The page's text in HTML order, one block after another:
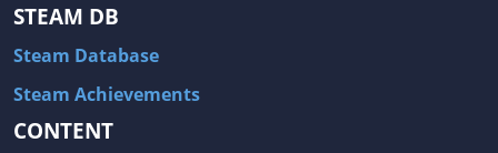
STEAM DB
Steam Database
Steam Achievements
CONTENT